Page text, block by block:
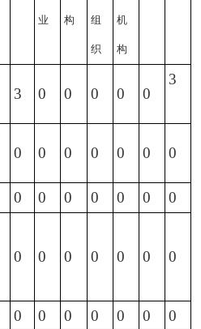
业 构 组
织
机
构
3 0 0 0 0 0
3
0 0 0 0 0 0 0
0 0 0 0 0 0 0
0 0 0 0 0 0 0
0 0 0 0 0 0 0